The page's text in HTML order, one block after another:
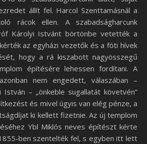
állít fel. Harcol Szenttamásnál a
rácok ellen. A szabadságharcunk
Károlyi Istvánt börtönbe vetették a
az egyházi vezetők és a fóti hívek
hogy a rá kiszabott nagyösszegű
építésére lehessen fordítani. A
nem engedett, válaszában –
– „önkeble sugallatát követvén”
és mivel úgyis van elég pénze, a
ki kellett fizetnie. Az új templom
Ybl Miklós neves építészt kérte
ben szentelték fel, s egyben itt lett